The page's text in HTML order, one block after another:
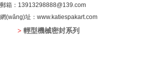
郵箱：13913298888@139.com
網(wǎng)址：www.katiespakart.com
> 輕型機械密封系列